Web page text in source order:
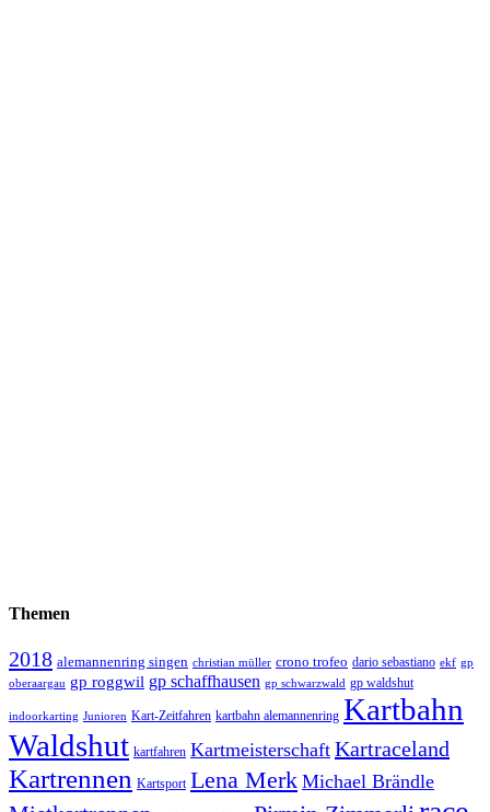
Themen
2018 alemannenring singen christian müller crono trofeo dario sebastiano ekf gp
oberaargau gp roggwil gp schaffhausen gp schwarzwald gp waldshut
indoorkarting Junioren Kart-Zeitfahren kartbahn alemannenring Kartbahn
Waldshut kartfahren Kartmeisterschaft Kartraceland
Kartrennen Kartsport Lena Merk Michael Brändle